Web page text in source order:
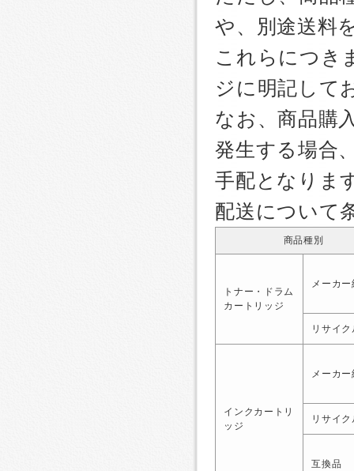
や、別途送料
これらにつき
ジに明記して
なお、商品購
発生する場合
手配となりま
配送について
商品種別
トナー・ドラム
カートリッジ
メーカ
リサイ
インクカートリ
ッジ
メーカ
リサイ
互換品